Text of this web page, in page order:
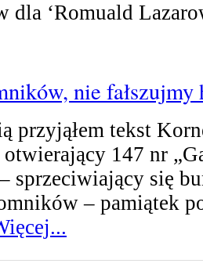
dla ‘Romuald
nie
przyjąłem tekst
147 nr
sprzeciwiający się
– pamiątek